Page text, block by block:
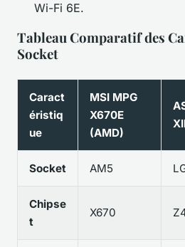
Wi-Fi 6E.
Tableau Comparatif des
Socket
Caract
éristiq
ue
MSI MPG
X670E
(AMD)
Socket AM5
Chipse
t
X670